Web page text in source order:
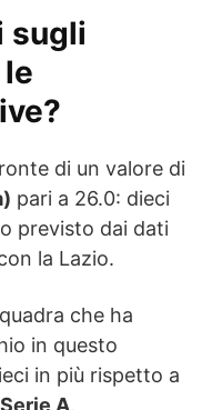
sugli
di un valore di
pari a 26.0: dieci
previsto dai dati
la Lazio.
che ha
in questo
in più rispetto a
Serie A.